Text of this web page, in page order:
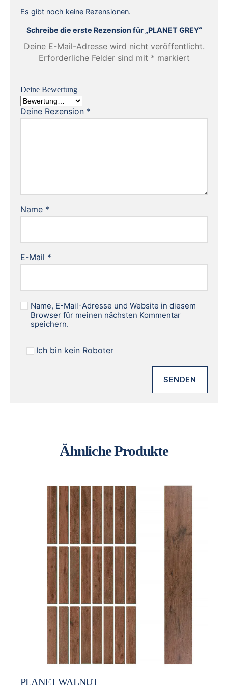
Es gibt noch keine Rezensionen.
Schreibe die erste Rezension für „PLANET GREY“
Deine E-Mail-Adresse wird nicht veröffentlicht.
Erforderliche Felder sind mit * markiert
Deine Bewertung
Deine Rezension *
Name *
E-Mail *
Name, E-Mail-Adresse und Website in diesem
Browser für meinen nächsten Kommentar
speichern.
Ich bin kein Roboter
Ähnliche Produkte
PLANET WALNUT